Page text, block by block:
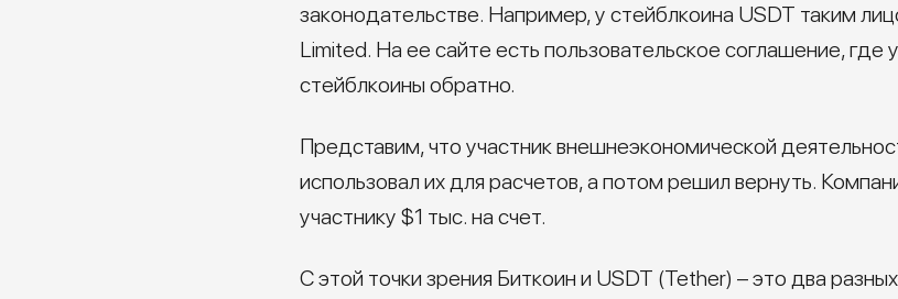
законодательстве. Например, у стейблкоина USDT таким
Limited. На ее сайте есть пользовательское соглашение, где
стейблкоины обратно.
Представим, что участник внешнеэкономической
использовал их для расчетов, а потом решил вернуть.
участнику $1 тыс. на счет.
С этой точки зрения Биткоин и USDT (Tether) – это два